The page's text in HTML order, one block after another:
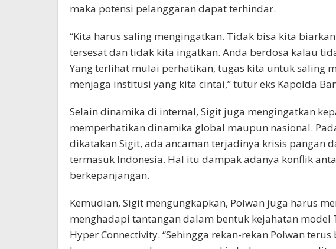
maka potensi pelanggaran dapat terhindar.
“Kita harus saling mengingatkan. Tidak bisa kita
tersesat dan tidak kita ingatkan. Anda berdosa kalau
Yang terlihat mulai perhatikan, tugas kita untuk saling
menjaga institusi yang kita cintai,” tutur eks Kapolda
Selain dinamika di internal, Sigit juga mengingatkan
memperhatikan dinamika global maupun nasional.
dikatakan Sigit, ada ancaman terjadinya krisis pangan
termasuk Indonesia. Hal itu dampak adanya konflik
berkepanjangan.
Kemudian, Sigit mengungkapkan, Polwan juga harus
menghadapi tantangan dalam bentuk kejahatan model
Hyper Connectivity. “Sehingga rekan-rekan Polwan